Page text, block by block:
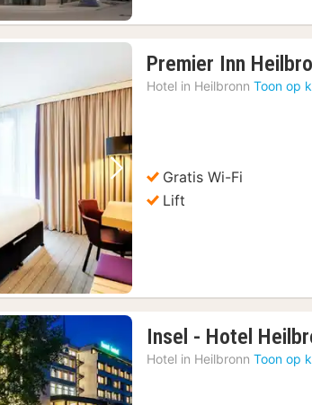
Volgende foto
Premier Inn
Hotel in Heilbronn Toon op
Gratis Wi-Fi
Lift
Insel - Hotel
Hotel in Heilbronn Toon op